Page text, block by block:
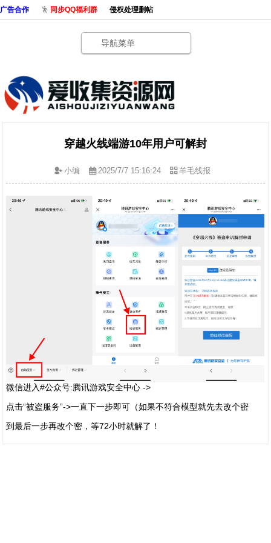
广告合作 同步QQ福利群 侵权处理删帖
导航菜单
穿越火线端游10年用户可解封
小编 2025/7/7 15:16:24 羊毛线报
微信进入#公众号:腾讯游戏安全中心 ->
点击“被盗服务”->一直下一步即可（如果不符合模型就先去改个密
到最后一步再改个密，等72小时就解了！